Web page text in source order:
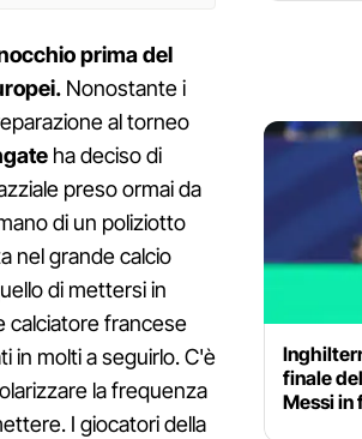
prima del
Nonostante i
al torneo
ha deciso di
preso ormai da
di un poliziotto
nel grande calcio
di mettersi in
calciatore francese
in molti a seguirlo. C'è
la frequenza
I giocatori della
finale
Messi in